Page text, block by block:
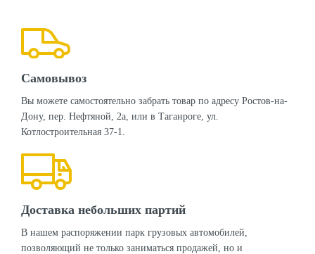
Самовывоз
Вы можете самостоятельно забрать товар по адресу Ростов-на-
Дону, пер. Нефтяной, 2а, или в Таганроге, ул.
Котлостроительная 37-1.
Доставка небольших партий
В нашем распоряжении парк грузовых автомобилей,
позволяющий не только заниматься продажей, но и